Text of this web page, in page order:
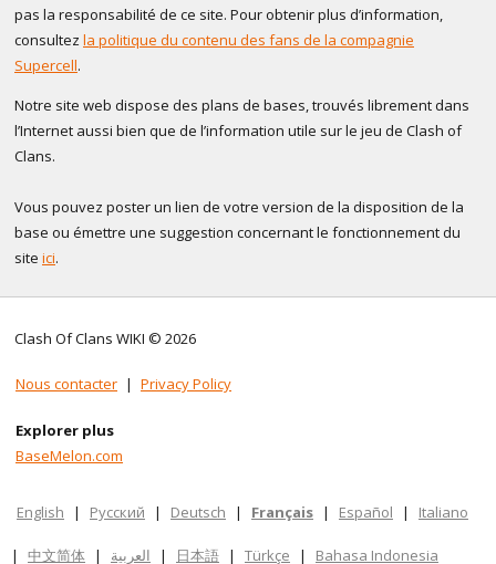
pas la responsabilité de ce site. Pour obtenir plus d’information,
consultez la politique du contenu des fans de la compagnie
Supercell.
Notre site web dispose des plans de bases, trouvés librement dans
l’Internet aussi bien que de l’information utile sur le jeu de Clash of
Clans.
Vous pouvez poster un lien de votre version de la disposition de la
base ou émettre une suggestion concernant le fonctionnement du
site ici.
Clash Of Clans WIKI © 2026
Nous contacter | Privacy Policy
Explorer plus
BaseMelon.com
English | Русский | Deutsch | Français | Español | Italiano
| 中文简体 | العربية | 日本語 | Türkçe | Bahasa Indonesia